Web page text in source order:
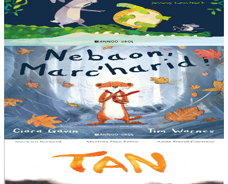
Qui sait quelles bêtes rôdent dans les marais quand la nuit tombe...
Pas les crocodiles en tout cas, Souris en est persuadée ! Ses amis ont
un doute : à quoi ça...
En stock13,00 €
3 ans et plus
Bannoù-heol
A little bit worried
Pris dans une violente tempête, Marc'harid construit une forteresse
pour s'y réfugier. Mais elle y rencontre Lagadeg, qui adore jouer
dans le vent et patauger sous la pluie....
En stock13,00 €
8 ans et plus